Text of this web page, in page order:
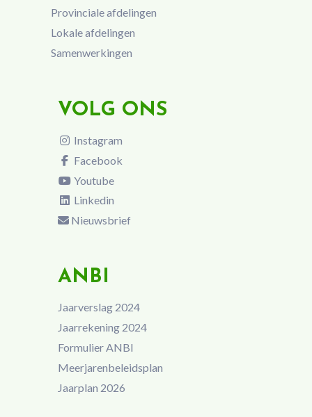
Provinciale afdelingen
Lokale afdelingen
Samenwerkingen
VOLG ONS
Instagram
Facebook
Youtube
Linkedin
Nieuwsbrief
ANBI
Jaarverslag 2024
Jaarrekening 2024
Formulier ANBI
Meerjarenbeleidsplan
Jaarplan 2026